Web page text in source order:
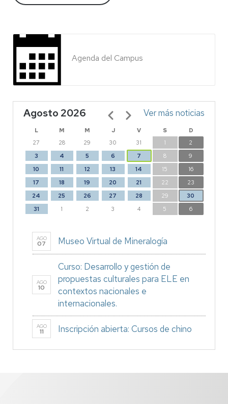
Agenda del Campus
Agosto 2026
L M M J V S
D
27
28 29 30 31 1
2
3
4 5 6 7 8
9
10
11 12 13 14 15
16
17
18 19 20 21 22
23
24
25 26 27 28 29
30
31
1 2 3 4 5 6
Paginación Ver más noticias
AGO
07 Museo Virtual de Mineralogía
AGO
10
Curso: Desarrollo y gestión de
propuestas culturales para ELE en
contextos nacionales e
internacionales.
AGO
11 Inscripción abierta: Cursos de chino